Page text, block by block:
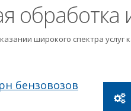
широкого спектра
бензовозов